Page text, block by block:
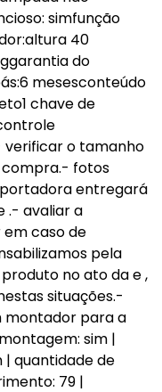
simfunção
40
do
mesesconteúdo
chave de
verificar o tamanho
fotos
entregará
.- avaliar a
caso de
pela
no ato da e ,
situações.-
montador para a
sim |
| quantidade de
79 |